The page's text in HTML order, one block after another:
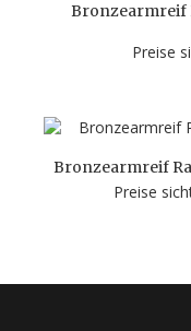
Bronzearmreif
Preise
Bronzearmreif
Preise